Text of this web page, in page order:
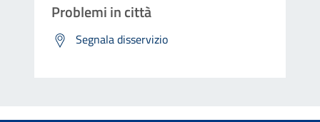
Problemi in città
Segnala disservizio